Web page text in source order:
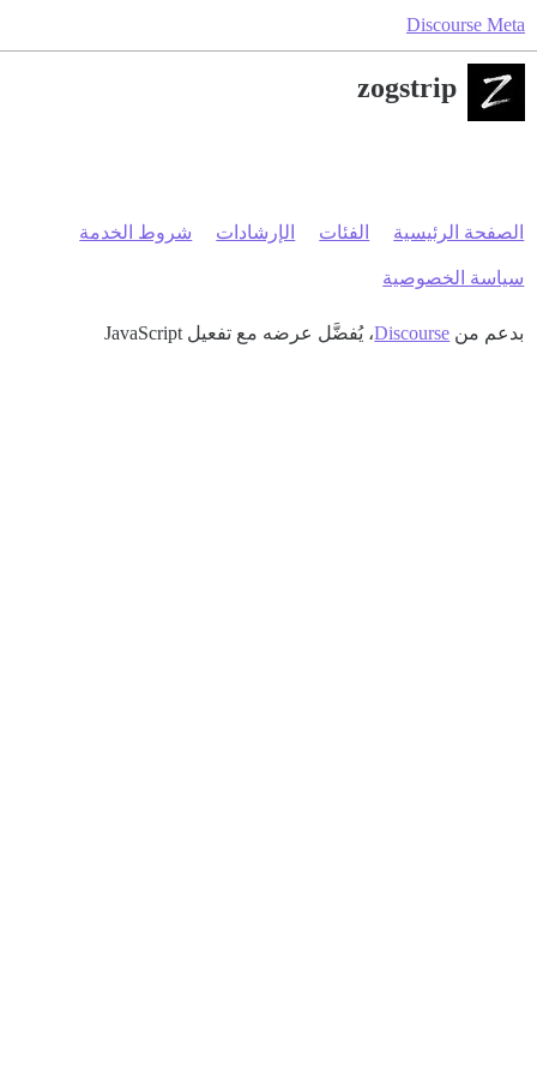
Discourse Meta
zogstrip
الصفحة الرئيسية الفئات الإرشادات شروط الخدمة
سياسة الخصوصية
بدعم من Discourse، يُفضَّل عرضه مع تفعيل JavaScript